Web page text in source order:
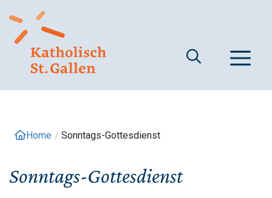
zum
Inhalt
Home / Sonntags-Gottesdienst
Sonntags-Gottesdienst